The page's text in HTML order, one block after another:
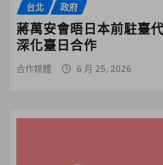
台北 政府
蔣萬安會晤日本前駐臺
深化臺日合作
合作媒體 6 月 25, 2026